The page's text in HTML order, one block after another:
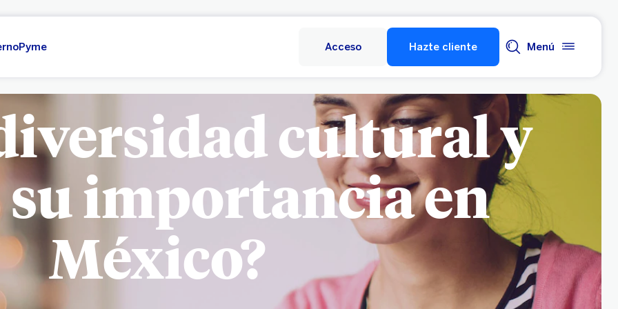
Pyme Acceso Hazte cliente Menú
cultural y
su importancia en
México?